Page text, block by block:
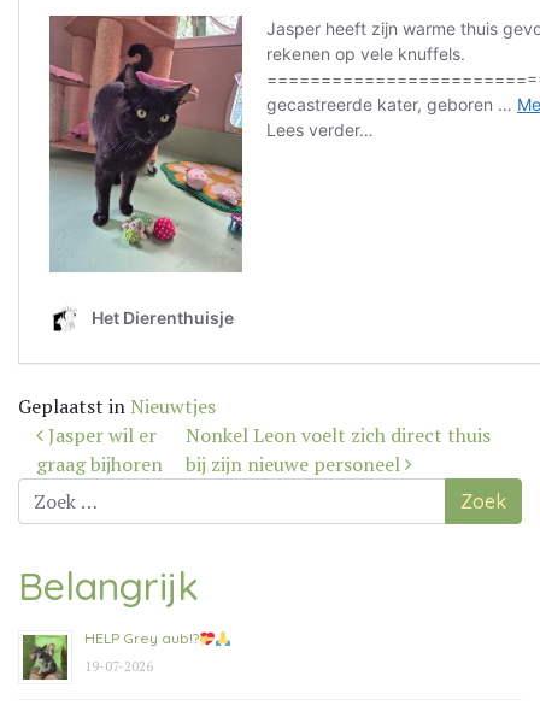
Geplaatst in Nieuwtjes
Bericht
navigatie
Jasper wil er
graag bijhoren
Nonkel Leon voelt zich direct thuis
bij zijn nieuwe personeel
Zoek
naar:
Belangrijk
HELP Grey aub!?
19-07-2026